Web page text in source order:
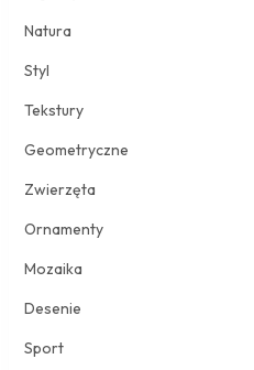
Natura
Styl
Tekstury
Geometryczne
Zwierzęta
Ornamenty
Mozaika
Desenie
Sport